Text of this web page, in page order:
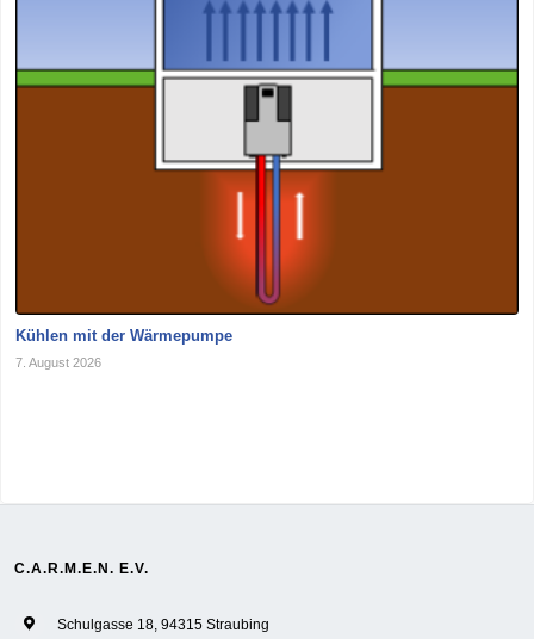
Kühlen mit der Wärmepumpe
7. August 2026
C.A.R.M.E.N. E.V.
Schulgasse 18, 94315 Straubing